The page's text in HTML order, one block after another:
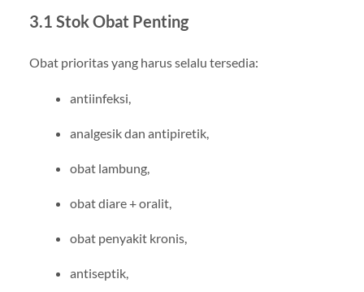
3.1 Stok Obat Penting
Obat prioritas yang harus selalu tersedia:
antiinfeksi,
analgesik dan antipiretik,
obat lambung,
obat diare + oralit,
obat penyakit kronis,
antiseptik,